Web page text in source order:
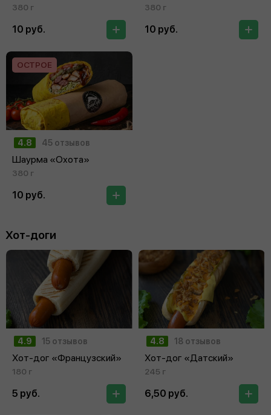
380 г
10 руб.
380 г
10 руб.
4.8 45 отзывов
Шаурма «Охота»
ОСТРОЕ
380 г
10 руб.
Хот-доги
4.9 15 отзывов
Хот-дог «Французский»
180 г
5 руб.
4.8 18 отзывов
Хот-дог «Датский»
245 г
6,50 руб.